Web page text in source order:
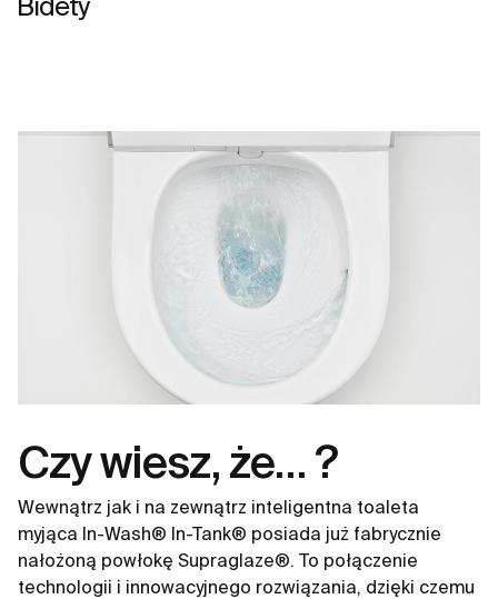
Bidety
Czy wiesz, że… ?
Wewnątrz jak i na zewnątrz inteligentna toaleta
myjąca In-Wash® In-Tank® posiada już fabrycznie
nałożoną powłokę Supraglaze®. To połączenie
technologii i innowacyjnego rozwiązania, dzięki czemu